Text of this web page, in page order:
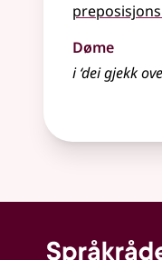
Døme
i ‘dei gjekk